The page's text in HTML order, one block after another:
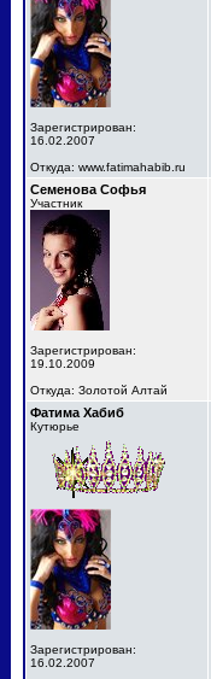
Зарегистрирован:
16.02.2007
Откуда: www.fatimahabib.ru
Семенова Софья
Участник
Зарегистрирован:
19.10.2009
Откуда: Золотой Алтай
Фатима Хабиб
Кутюрье
Зарегистрирован:
16.02.2007